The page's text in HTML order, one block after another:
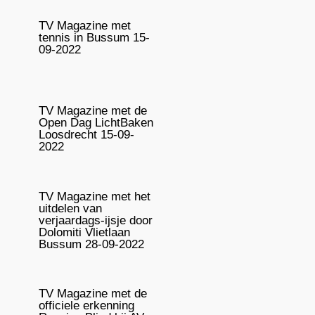
TV Magazine met
tennis in Bussum 15-
09-2022
TV Magazine met de
Open Dag LichtBaken
Loosdrecht 15-09-
2022
TV Magazine met het
uitdelen van
verjaardags-ijsje door
Dolomiti Vlietlaan
Bussum 28-09-2022
TV Magazine met de
officiele erkenning